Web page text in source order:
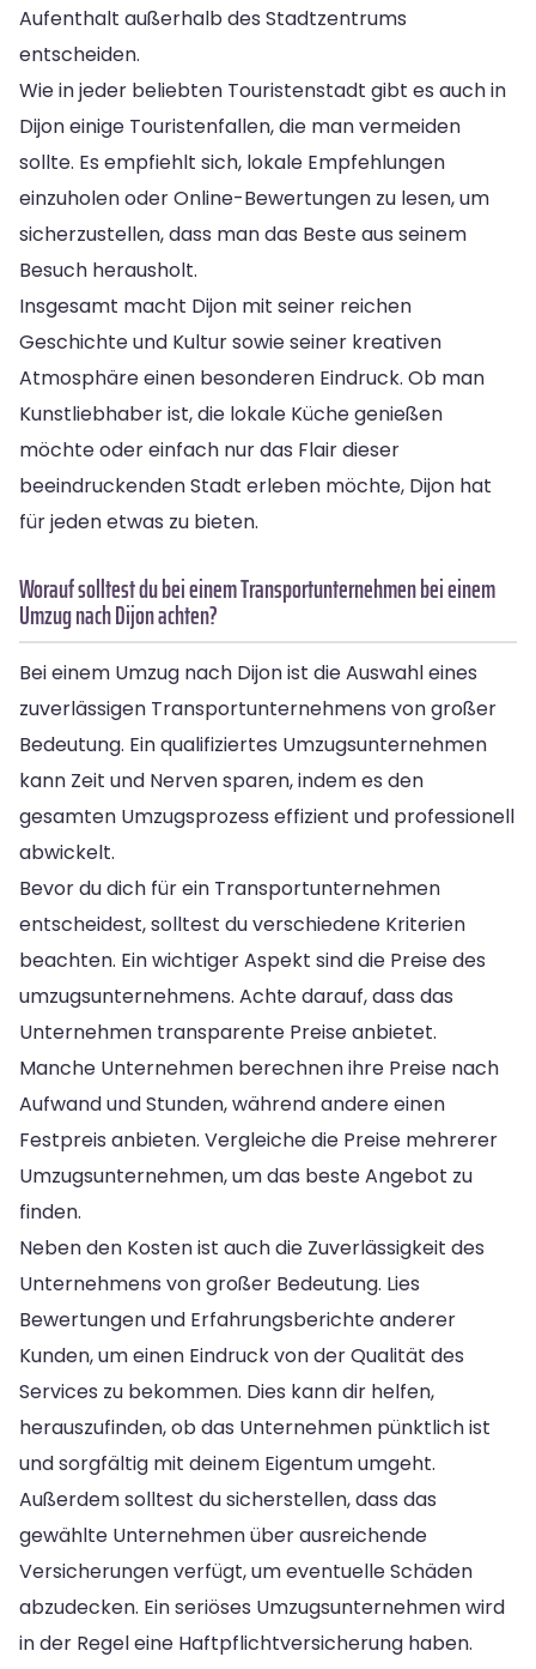
Aufenthalt außerhalb des Stadtzentrums
entscheiden.
Wie in jeder beliebten Touristenstadt gibt es auch in
Dijon einige Touristenfallen, die man vermeiden
sollte. Es empfiehlt sich, lokale Empfehlungen
einzuholen oder Online-Bewertungen zu lesen, um
sicherzustellen, dass man das Beste aus seinem
Besuch herausholt.
Insgesamt macht Dijon mit seiner reichen
Geschichte und Kultur sowie seiner kreativen
Atmosphäre einen besonderen Eindruck. Ob man
Kunstliebhaber ist, die lokale Küche genießen
möchte oder einfach nur das Flair dieser
beeindruckenden Stadt erleben möchte, Dijon hat
für jeden etwas zu bieten.
Worauf solltest du bei einem Transportunternehmen bei einem
Umzug nach Dijon achten?
Bei einem Umzug nach Dijon ist die Auswahl eines
zuverlässigen Transportunternehmens von großer
Bedeutung. Ein qualifiziertes Umzugsunternehmen
kann Zeit und Nerven sparen, indem es den
gesamten Umzugsprozess effizient und professionell
abwickelt.
Bevor du dich für ein Transportunternehmen
entscheidest, solltest du verschiedene Kriterien
beachten. Ein wichtiger Aspekt sind die Preise des
umzugsunternehmens. Achte darauf, dass das
Unternehmen transparente Preise anbietet.
Manche Unternehmen berechnen ihre Preise nach
Aufwand und Stunden, während andere einen
Festpreis anbieten. Vergleiche die Preise mehrerer
Umzugsunternehmen, um das beste Angebot zu
finden.
Neben den Kosten ist auch die Zuverlässigkeit des
Unternehmens von großer Bedeutung. Lies
Bewertungen und Erfahrungsberichte anderer
Kunden, um einen Eindruck von der Qualität des
Services zu bekommen. Dies kann dir helfen,
herauszufinden, ob das Unternehmen pünktlich ist
und sorgfältig mit deinem Eigentum umgeht.
Außerdem solltest du sicherstellen, dass das
gewählte Unternehmen über ausreichende
Versicherungen verfügt, um eventuelle Schäden
abzudecken. Ein seriöses Umzugsunternehmen wird
in der Regel eine Haftpflichtversicherung haben.